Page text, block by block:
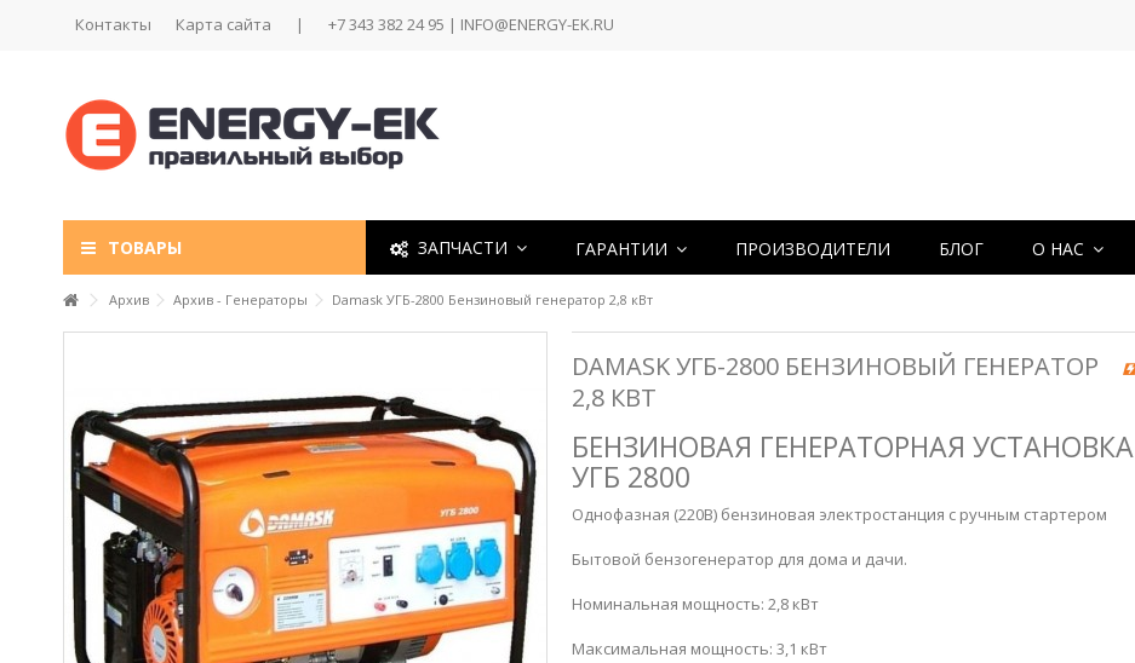
Контакты Карта сайта | +7 343 382 24 95 | INFO@ENERGY-EK.RU
ТОВАРЫ ЗАПЧАСТИ ГАРАНТИИ ПРОИЗВОДИТЕЛИ БЛОГ О НАС
Архив Архив - Генераторы Damask УГБ-2800 Бензиновый генератор 2,8 кВт
DAMASK УГБ-2800 БЕНЗИНОВЫЙ ГЕНЕРАТОР
2,8 КВТ
БЕНЗИНОВАЯ ГЕНЕРАТОРНАЯ УСТАНОВКА
УГБ 2800
Однофазная (220В) бензиновая электростанция с ручным стартером
Бытовой бензогенератор для дома и дачи.
Номинальная мощность: 2,8 кВт
Максимальная мощность: 3,1 кВт